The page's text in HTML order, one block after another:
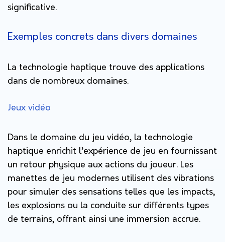
significative.
Exemples concrets dans divers domaines
La technologie haptique trouve des applications
dans de nombreux domaines.
Jeux vidéo
Dans le domaine du jeu vidéo, la technologie
haptique enrichit l’expérience de jeu en fournissant
un retour physique aux actions du joueur. Les
manettes de jeu modernes utilisent des vibrations
pour simuler des sensations telles que les impacts,
les explosions ou la conduite sur différents types
de terrains, offrant ainsi une immersion accrue.